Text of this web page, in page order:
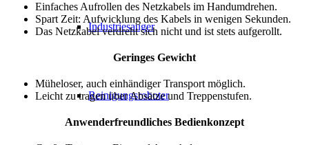
Industriesauger
Reinigungsroboter
Einfaches Aufrollen des Netzkabels im Handumdrehen.
Spart Zeit: Aufwicklung des Kabels in wenigen Sekunden.
Das Netzkabel verdreht sich nicht und ist stets aufgerollt.
Geringes Gewicht
Müheloser, auch einhändiger Transport möglich.
Leicht zu tragen über Absätze und Treppenstufen.
Anwenderfreundliches Bedienkonzept